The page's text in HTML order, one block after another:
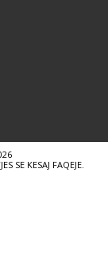
SE KESAJ FAQEJE.